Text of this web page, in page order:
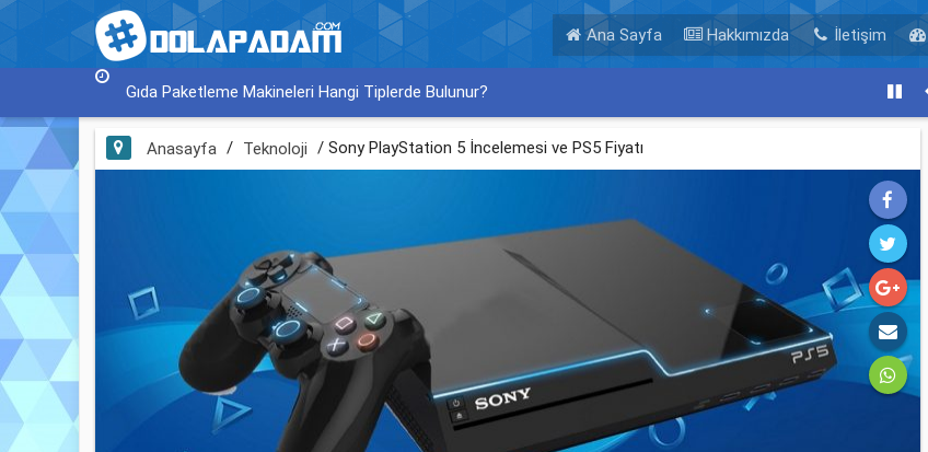
Ana Sayfa Hakkımızda İletişim
Gıda Paketleme Makineleri Hangi Tiplerde Bulunur?
Anasayfa / Teknoloji / Sony PlayStation 5 İncelemesi ve PS5 Fiyatı